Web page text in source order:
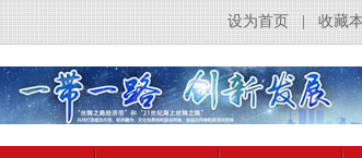
收藏
设为首页